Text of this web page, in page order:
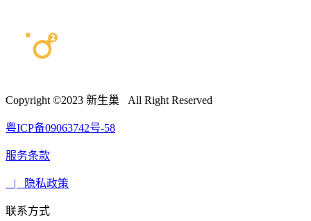
Copyright ©2023 新生巢 All Right Reserved
粤ICP备09063742号-58
服务条款
| 隐私政策
联系方式